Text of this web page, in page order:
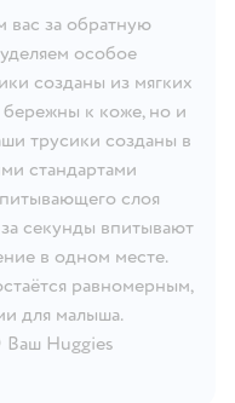
вас за обратную
особое
созданы из мягких
бережны к коже, но и
трусики созданы в
стандартами
слоя
секунды впитывают
в одном месте.
равномерным,
для малыша.
Ваш Huggies